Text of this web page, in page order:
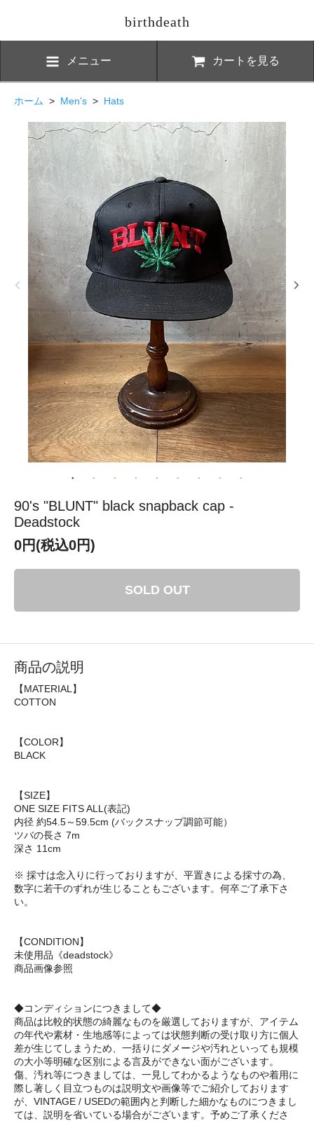
birthdeath
メニュー カートを見る
ホーム > Men's > Hats
90's "BLUNT" black snapback cap -
Deadstock
0円(税込0円)
SOLD OUT
商品の説明
【MATERIAL】
COTTON
【COLOR】
BLACK
【SIZE】
ONE SIZE FITS ALL(表記)
内径 約54.5～59.5cm (バックスナップ調節可能）
ツバの長さ 7m
深さ 11cm
※ 採寸は念入りに行っておりますが、平置きによる採寸の為、
数字に若干のずれが生じることもございます。何卒ご了承下さ
い。
【CONDITION】
未使用品《deadstock》
商品画像参照
◆コンディションにつきまして◆
商品は比較的状態の綺麗なものを厳選しておりますが、アイテム
の年代や素材・生地感等によっては状態判断の受け取り方に個人
差が生じてしまうため、一括りにダメージや汚れといっても規模
の大小等明確な区別による言及ができない面がございます。
傷、汚れ等につきましては、一見してわかるようなものや着用に
際し著しく目立つものは説明文や画像等でご紹介しております
が、VINTAGE / USEDの範囲内と判断した細かなものにつきまし
ては、説明を省いている場合がございます。予めご了承くださ